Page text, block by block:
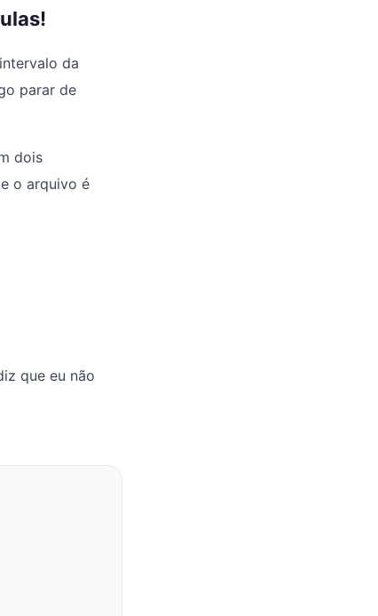
da
parar de
dois
o arquivo é
que eu não